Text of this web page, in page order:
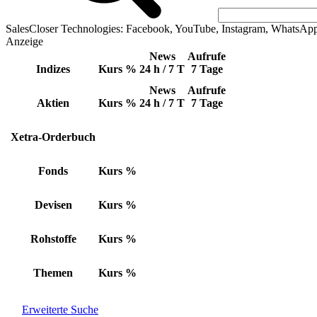
SalesCloser Technologies: Facebook, YouTube, Instagram,
Anzeige
Indizes Kurs %
News
24 h / 7 T
Aufrufe
7 Tage
Aktien Kurs %
News
24 h / 7 T
Aufrufe
7 Tage
Xetra-Orderbuch
Fonds Kurs %
Devisen Kurs %
Rohstoffe Kurs %
Themen Kurs %
Erweiterte Suche